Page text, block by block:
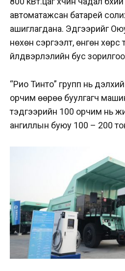
автоматажсан батарей
ашиглагдана. Эдгээрийг
нөхөн сэргээлт, өнгөн хөрс
үйлдвэрлэлийн бус
“Рио Тинто” групп нь
орчим өөрөө буулгагч
тэдгээрийн 100 орчим нь
ангиллын буюу 100 – 200